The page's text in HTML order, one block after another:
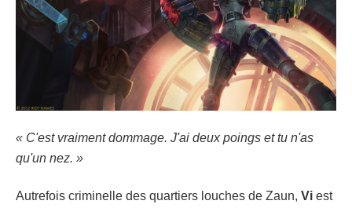
« C'est vraiment dommage. J'ai deux poings et tu n'as
qu'un nez. »
Autrefois criminelle des quartiers louches de Zaun, Vi est